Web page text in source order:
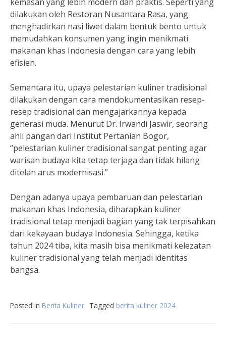
dilakukan oleh Restoran Nusantara Rasa, yang
menghadirkan nasi liwet dalam bentuk bento untuk
memudahkan konsumen yang ingin menikmati
makanan khas Indonesia dengan cara yang lebih
efisien.
Sementara itu, upaya pelestarian kuliner tradisional
dilakukan dengan cara mendokumentasikan resep-
resep tradisional dan mengajarkannya kepada
generasi muda. Menurut Dr. Irwandi Jaswir, seorang
ahli pangan dari Institut Pertanian Bogor,
“pelestarian kuliner tradisional sangat penting agar
warisan budaya kita tetap terjaga dan tidak hilang
ditelan arus modernisasi.”
Dengan adanya upaya pembaruan dan pelestarian
makanan khas Indonesia, diharapkan kuliner
tradisional tetap menjadi bagian yang tak terpisahkan
dari kekayaan budaya Indonesia. Sehingga, ketika
tahun 2024 tiba, kita masih bisa menikmati kelezatan
kuliner tradisional yang telah menjadi identitas
bangsa.
Posted in Berita Kuliner Tagged berita kuliner 2024